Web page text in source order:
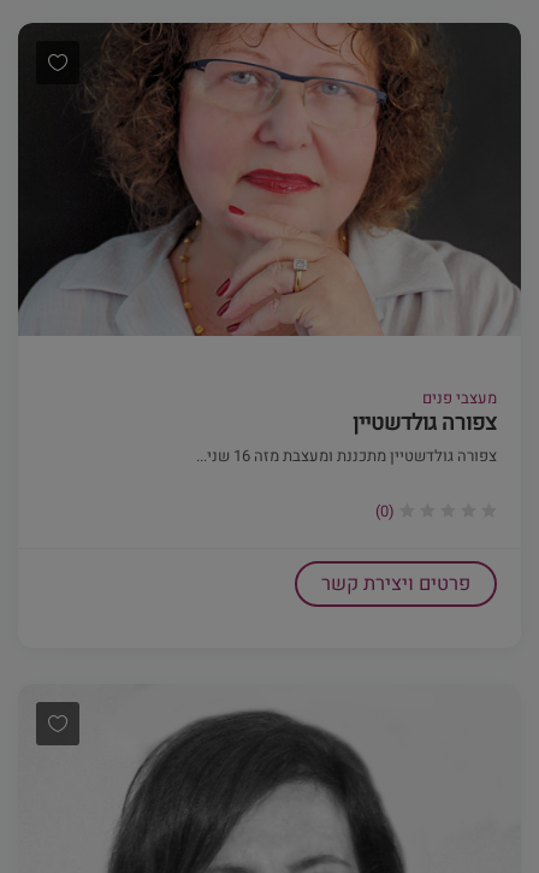
מעצבי פנים
צפורה גולדשטיין
צפורה גולדשטיין מתכננת ומעצבת מזה 16 שני...
(0)
פרטים ויצירת קשר